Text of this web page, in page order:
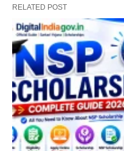
RELATED POST